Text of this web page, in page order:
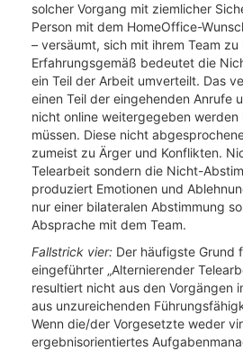
solcher Vorgang mit ziemlicher
Person mit dem HomeOffice-
– versäumt, sich mit ihrem Team
Erfahrungsgemäß bedeutet die
ein Teil der Arbeit umverteilt. Das
einen Teil der eingehenden Anrufe
nicht online weitergegeben werden
müssen. Diese nicht
zumeist zu Ärger und Konflikten.
Telearbeit sondern die Nicht-
produziert Emotionen und
nur einer bilateralen Abstimmung
Absprache mit dem Team.
Fallstrick vier: Der häufigste Grund
eingeführter „Alternierender
resultiert nicht aus den Vorgängen
aus unzureichenden
Wenn die/der Vorgesetzte weder
ergebnisorientiertes